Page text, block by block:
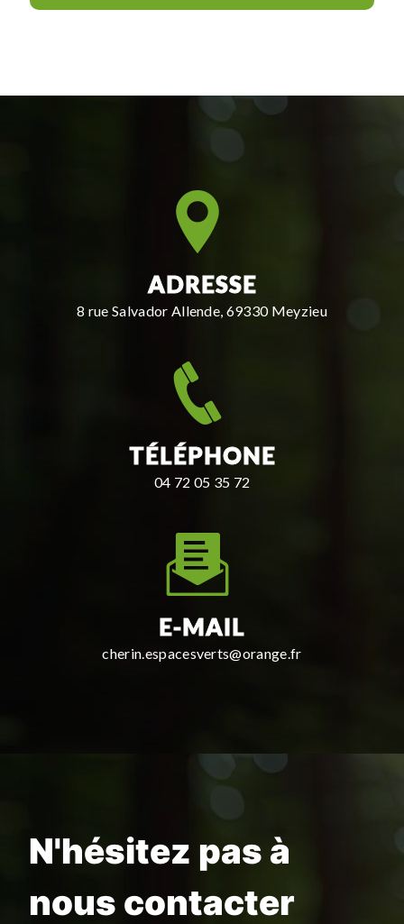
ADRESSE
8 rue Salvador Allende, 69330 Meyzieu
TÉLÉPHONE
04 72 05 35 72
E-MAIL
cherin.espacesverts@orange.fr
N'hésitez pas à
nous contacter